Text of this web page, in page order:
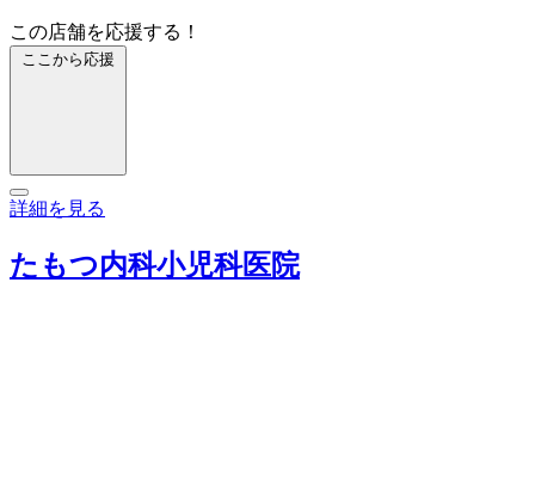
この店舗を応援する！
ここから応援
詳細を見る
たもつ内科小児科医院